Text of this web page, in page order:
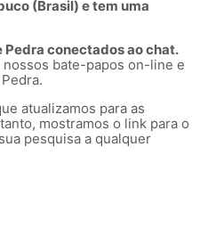
(Brasil) e tem uma
conectados ao chat.
bate-papos on-line e
atualizamos para as
mostramos o link para o
pesquisa a qualquer